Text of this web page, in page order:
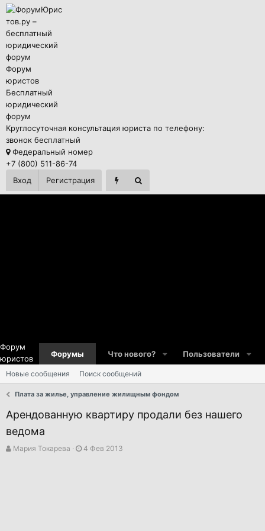
Форум
юристов
Бесплатный
юридический
форум
Круглосуточная консультация юриста по телефону:
звонок бесплатный
Федеральный номер
+7 (800) 511-86-74
Вход
Регистрация
Форум
юристов
Форумы Что нового? Пользователи
Новые сообщения Поиск сообщений
Плата за жилье, управление жилищным фондом
Арендованную квартиру продали без нашего
ведома
А
Мария Токарева
Д
4 Фев 2013